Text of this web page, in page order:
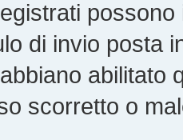
di invio posta
abilitato
scorretto o